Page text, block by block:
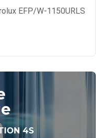
EFP/W-1150URLS
4S